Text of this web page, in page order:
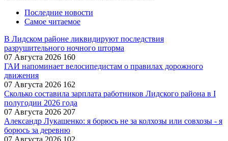
Последние новости
Самое читаемое
В Лидском районе ликвидируют последствия
разрушительного ночного шторма
07 Августа 2026 160
ГАИ напоминает велосипедистам о правилах дорожного
движения
07 Августа 2026 162
Сколько составила зарплата работников Лидского района в I
полугодии 2026 года
07 Августа 2026 207
Александр Лукашенко: я борюсь не за колхозы или совхозы - я
борюсь за деревню
07 Августа 2026 102